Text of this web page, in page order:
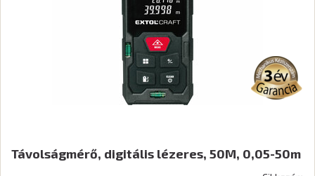
Távolságmérő, digitális lézeres, 50M, 0,05-50m